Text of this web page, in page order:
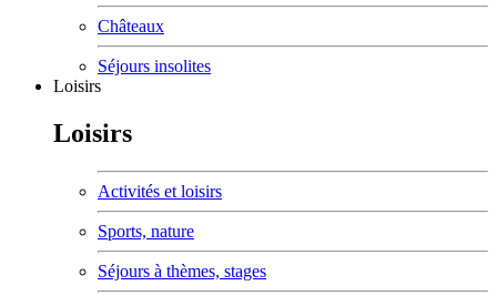
Châteaux
Séjours insolites
Loisirs
Loisirs
Activités et loisirs
Sports, nature
Séjours à thèmes, stages